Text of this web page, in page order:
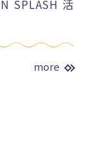
SPLASH 活
more